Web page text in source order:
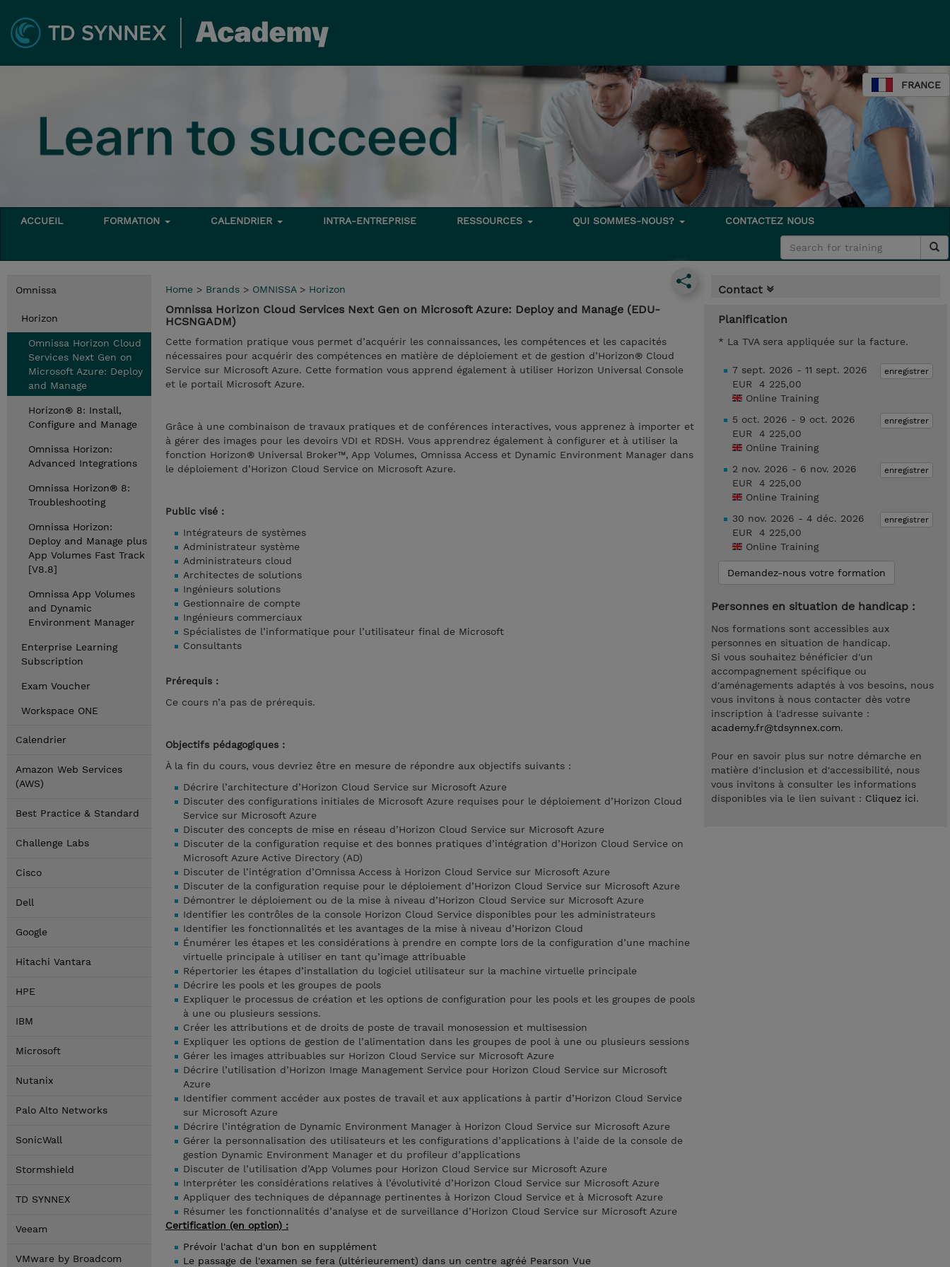
FRANCE
ACCUEIL FORMATION CALENDRIER INTRA-ENTREPRISE RESSOURCES QUI SOMMES-NOUS? CONTACTEZ NOUS
Omnissa
Horizon
Omnissa Horizon Cloud
Services Next Gen on
Microsoft Azure: Deploy
and Manage
Horizon® 8: Install,
Configure and Manage
Omnissa Horizon:
Advanced Integrations
Omnissa Horizon® 8:
Troubleshooting
Omnissa Horizon:
Deploy and Manage plus
App Volumes Fast Track
[V8.8]
Omnissa App Volumes
and Dynamic
Environment Manager
Enterprise Learning
Subscription
Exam Voucher
Workspace ONE
Calendrier
Amazon Web Services
(AWS)
Best Practice & Standard
Challenge Labs
Cisco
Dell
Google
Hitachi Vantara
HPE
IBM
Microsoft
Nutanix
Palo Alto Networks
SonicWall
Stormshield
TD SYNNEX
Veeam
VMware by Broadcom
Home > Brands > OMNISSA> Horizon
Omnissa Horizon Cloud Services Next Gen on Microsoft Azure: Deploy and Manage (EDU-
HCSNGADM)
Cette formation pratique vous permet d’acquérir les connaissances, les compétences et les capacités
nécessaires pour acquérir des compétences en matière de déploiement et de gestion d’Horizon® Cloud
Service sur Microsoft Azure. Cette formation vous apprend également à utiliser Horizon Universal Console
et le portail Microsoft Azure.
Grâce à une combinaison de travaux pratiques et de conférences interactives, vous apprenez à importer et
à gérer des images pour les devoirs VDI et RDSH. Vous apprendrez également à configurer et à utiliser la
fonction Horizon® Universal Broker™, App Volumes, Omnissa Access et Dynamic Environment Manager dans
le déploiement d’Horizon Cloud Service on Microsoft Azure.
Public visé :
Intégrateurs de systèmes
Administrateur système
Administrateurs cloud
Architectes de solutions
Ingénieurs solutions
Gestionnaire de compte
Ingénieurs commerciaux
Spécialistes de l’informatique pour l’utilisateur final de Microsoft
Consultants
Prérequis :
Ce cours n’a pas de prérequis.
Objectifs pédagogiques :
À la fin du cours, vous devriez être en mesure de répondre aux objectifs suivants :
Décrire l’architecture d’Horizon Cloud Service sur Microsoft Azure
Discuter des configurations initiales de Microsoft Azure requises pour le déploiement d’Horizon Cloud
Service sur Microsoft Azure
Discuter des concepts de mise en réseau d’Horizon Cloud Service sur Microsoft Azure
Discuter de la configuration requise et des bonnes pratiques d’intégration d’Horizon Cloud Service on
Microsoft Azure Active Directory (AD)
Discuter de l’intégration d’Omnissa Access à Horizon Cloud Service sur Microsoft Azure
Discuter de la configuration requise pour le déploiement d’Horizon Cloud Service sur Microsoft Azure
Démontrer le déploiement ou de la mise à niveau d’Horizon Cloud Service sur Microsoft Azure
Identifier les contrôles de la console Horizon Cloud Service disponibles pour les administrateurs
Identifier les fonctionnalités et les avantages de la mise à niveau d’Horizon Cloud
Énumérer les étapes et les considérations à prendre en compte lors de la configuration d’une machine
virtuelle principale à utiliser en tant qu’image attribuable
Répertorier les étapes d’installation du logiciel utilisateur sur la machine virtuelle principale
Décrire les pools et les groupes de pools
Expliquer le processus de création et les options de configuration pour les pools et les groupes de pools
à une ou plusieurs sessions.
Créer les attributions et de droits de poste de travail monosession et multisession
Expliquer les options de gestion de l’alimentation dans les groupes de pool à une ou plusieurs sessions
Gérer les images attribuables sur Horizon Cloud Service sur Microsoft Azure
Décrire l’utilisation d’Horizon Image Management Service pour Horizon Cloud Service sur Microsoft
Azure
Identifier comment accéder aux postes de travail et aux applications à partir d’Horizon Cloud Service
sur Microsoft Azure
Décrire l’intégration de Dynamic Environment Manager à Horizon Cloud Service sur Microsoft Azure
Gérer la personnalisation des utilisateurs et les configurations d’applications à l’aide de la console de
gestion Dynamic Environment Manager et du profileur d’applications
Discuter de l’utilisation d’App Volumes pour Horizon Cloud Service sur Microsoft Azure
Interpréter les considérations relatives à l’évolutivité d’Horizon Cloud Service sur Microsoft Azure
Appliquer des techniques de dépannage pertinentes à Horizon Cloud Service et à Microsoft Azure
Résumer les fonctionnalités d’analyse et de surveillance d’Horizon Cloud Service sur Microsoft Azure
Certification (en option) :
Prévoir l'achat d'un bon en supplément
Le passage de l'examen se fera (ultérieurement) dans un centre agréé Pearson Vue
Contact
Planification
* La TVA sera appliquée sur la facture.
enregistrer
7 sept. 2026 - 11 sept. 2026
EUR 4 225,00
Online Training
enregistrer
5 oct. 2026 - 9 oct. 2026
EUR 4 225,00
Online Training
enregistrer
2 nov. 2026 - 6 nov. 2026
EUR 4 225,00
Online Training
enregistrer
30 nov. 2026 - 4 déc. 2026
EUR 4 225,00
Online Training
Demandez-nous votre formation
Personnes en situation de handicap :
Nos formations sont accessibles aux
personnes en situation de handicap.
Si vous souhaitez bénéficier d'un
accompagnement spécifique ou
d'aménagements adaptés à vos besoins, nous
vous invitons à nous contacter dès votre
inscription à l'adresse suivante :
academy.fr@tdsynnex.com.
Pour en savoir plus sur notre démarche en
matière d'inclusion et d'accessibilité, nous
vous invitons à consulter les informations
disponibles via le lien suivant : Cliquez ici.